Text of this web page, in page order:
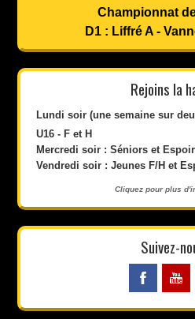
Championnat
D1 : Liffré A -
Rejoins la
Lundi soir (une semaine sur
U16 - F et H
Mercredi soir : Séniors et
Vendredi soir : Jeunes F/H et
Cliquez pour plus
Suivez-